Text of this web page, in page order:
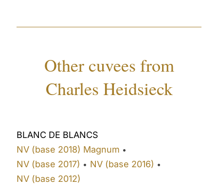
Other cuvees from
Charles Heidsieck
BLANC DE BLANCS
NV (base 2018) Magnum •
NV (base 2017) • NV (base 2016) •
NV (base 2012)